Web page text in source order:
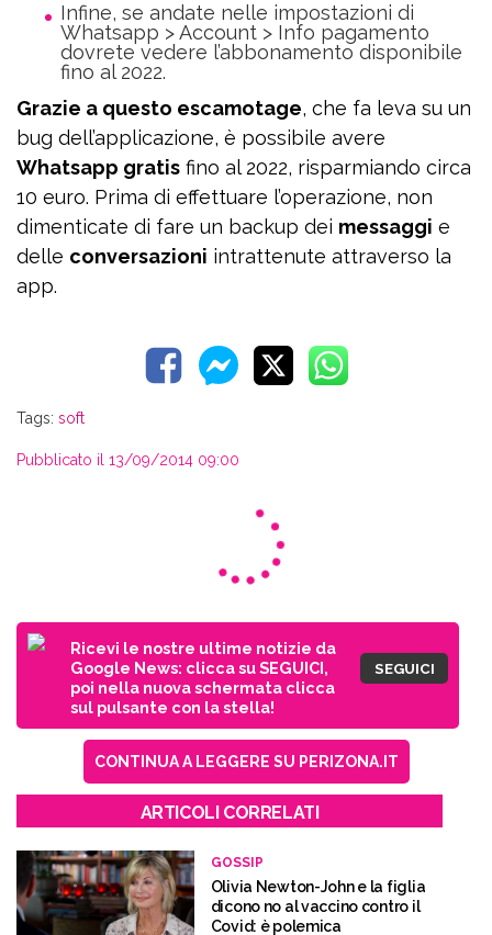
Infine, se andate nelle impostazioni di
Whatsapp > Account > Info pagamento
dovrete vedere l’abbonamento disponibile
fino al 2022.
Grazie a questo escamotage, che fa leva su un
bug dell’applicazione, è possibile avere
Whatsapp gratis fino al 2022, risparmiando circa
10 euro. Prima di effettuare l’operazione, non
dimenticate di fare un backup dei messaggi e
delle conversazioni intrattenute attraverso la
app.
Tags: soft
Pubblicato il 13/09/2014 09:00
Ricevi le nostre ultime notizie da
Google News: clicca su SEGUICI,
poi nella nuova schermata clicca
sul pulsante con la stella!
SEGUICI
CONTINUA A LEGGERE SU PERIZONA.IT
ARTICOLI CORRELATI
GOSSIP
Olivia Newton-John e la figlia
dicono no al vaccino contro il
Covid: è polemica